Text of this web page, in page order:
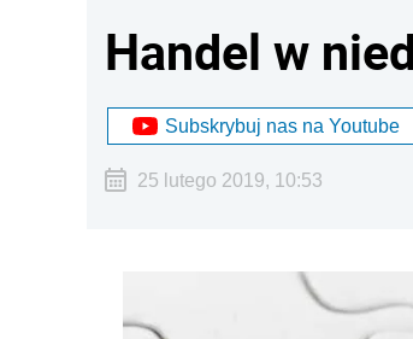
Handel w
Subskrybuj nas na Youtube
25 lutego 2019, 10:53